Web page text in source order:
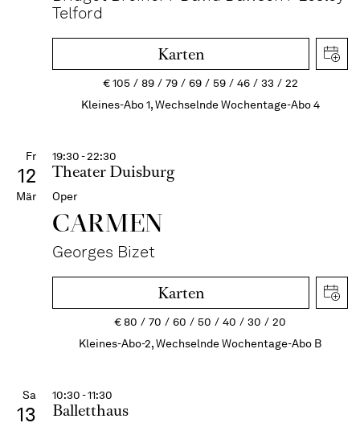
Telford
Karten
€105 89 79 69 59 46 33
22
Kleines-Abo 1, Wechselnde Wochentage-Abo 4
Fr
12
Mär
19:30 - 22:30
Theater Duisburg
Oper
CARMEN
Georges Bizet
Karten
€80 70 60 50 40 30
20
Kleines-Abo-2, Wechselnde Wochentage-Abo B
Sa
13
10:30 - 11:30
Balletthaus